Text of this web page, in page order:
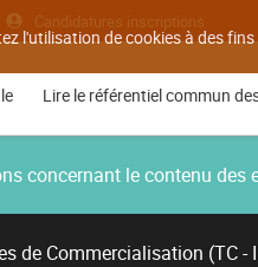
l'utilisation de cookies à des
Candidatures inscriptions
Lire le référentiel commun
concernant le contenu des
de Commercialisation (TC -